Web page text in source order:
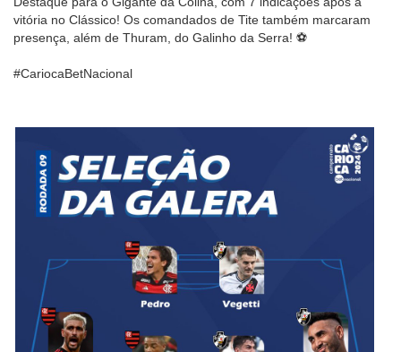
vitória no Clássico! Os comandados de Tite também marcaram
presença, além de Thuram, do Galinho da Serra! ⚽️
#CariocaBetNacional